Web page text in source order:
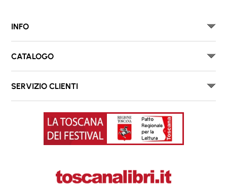
INFO
CATALOGO
SERVIZIO CLIENTI